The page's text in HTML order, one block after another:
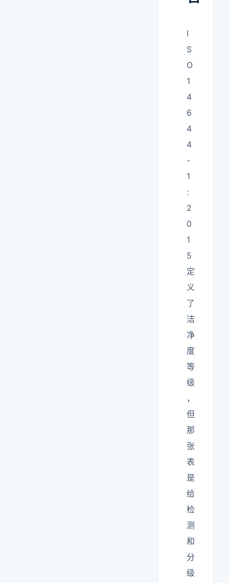
I
S
O
1
4
6
4
4
-
1
:
2
0
1
5
定
义
了
洁
净
度
等
级
，
但
那
张
表
是
给
检
测
和
分
级